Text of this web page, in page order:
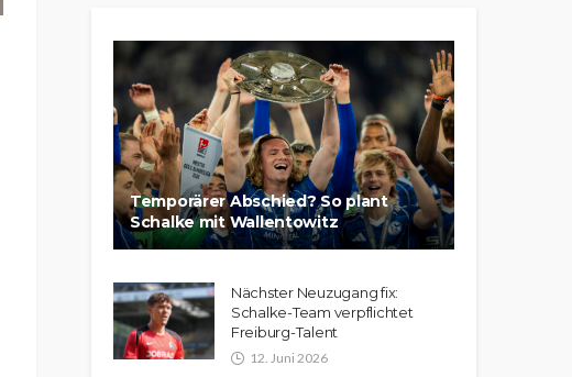
Temporärer Abschied? So plant
Schalke mit Wallentowitz
Nächster Neuzugang fix:
Schalke-Team verpflichtet
Freiburg-Talent
12. Juni 2026